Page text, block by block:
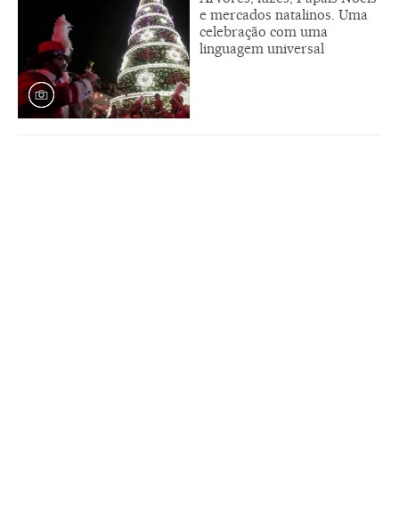
e mercados natalinos. Uma
celebração com uma
linguagem universal